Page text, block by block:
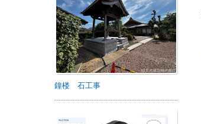
鐘楼 石工事